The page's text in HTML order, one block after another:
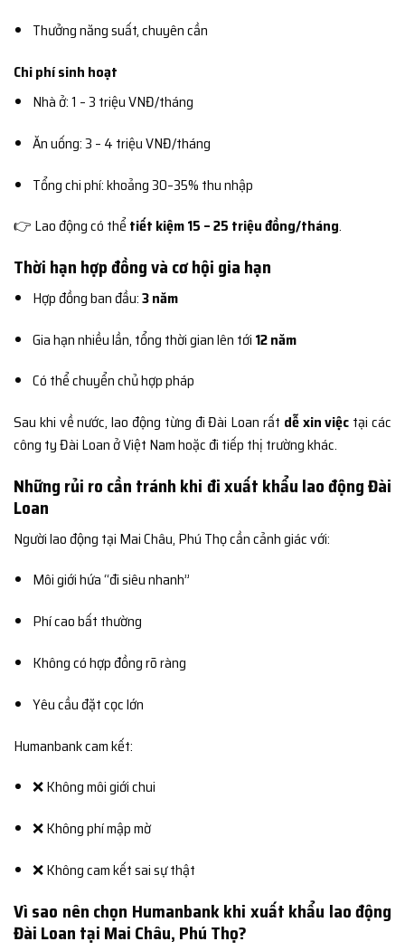
Thưởng năng suất, chuyên cần
Chi phí sinh hoạt
Nhà ở: 1 – 3 triệu VNĐ/tháng
Ăn uống: 3 – 4 triệu VNĐ/tháng
Tổng chi phí: khoảng 30–35% thu nhập
👉 Lao động có thể tiết kiệm 15 – 25 triệu đồng/tháng.
Thời hạn hợp đồng và cơ hội gia hạn
Hợp đồng ban đầu:3 năm
Gia hạn nhiều lần, tổng thời gian lên tới 12 năm
Có thể chuyển chủ hợp pháp
Sau khi về nước, lao động từng đi Đài Loan rất dễ xin việc tại các
công ty Đài Loan ở Việt Nam hoặc đi tiếp thị trường khác.
Những rủi ro cần tránh khi đi xuất khẩu lao động Đài
Loan
Người lao động tại Mai Châu, Phú Thọ cần cảnh giác với:
Môi giới hứa “đi siêu nhanh”
Phí cao bất thường
Không có hợp đồng rõ ràng
Yêu cầu đặt cọc lớn
Humanbank cam kết:
❌ Không môi giới chui
❌ Không phí mập mờ
❌ Không cam kết sai sự thật
Vì sao nên chọn Humanbank khi xuất khẩu lao động
Đài Loan tại Mai Châu, Phú Thọ?